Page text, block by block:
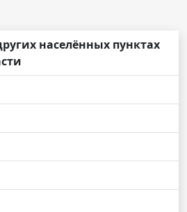
населённых пунктах